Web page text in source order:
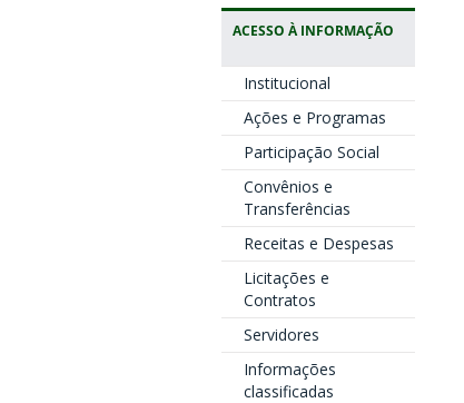
ACESSO À INFORMAÇÃO
Institucional
Ações e Programas
Participação Social
Convênios e
Transferências
Receitas e Despesas
Licitações e
Contratos
Servidores
Informações
classificadas